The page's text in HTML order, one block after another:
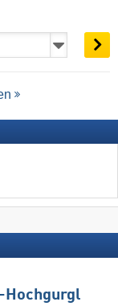
Hochgurgl